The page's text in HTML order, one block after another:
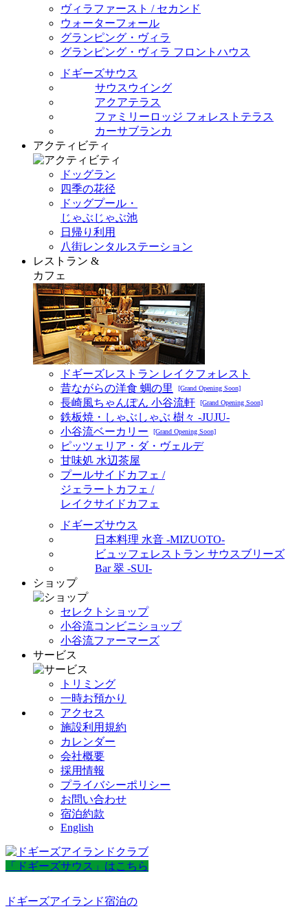
ヴィラファースト / セカンド
ウォーターフォール
グランピング・ヴィラ
グランピング・ヴィラ フロントハウス
ドギーズサウス
サウスウイング
アクアテラス
ファミリーロッジ フォレストテラス
カーサブランカ
アクティビティ
ドッグラン
四季の花径
ドッグプール・
じゃぶじゃぶ池
日帰り利用
八街レンタルステーション
レストラン &
カフェ
ドギーズレストラン レイクフォレスト
昔ながらの洋食 蜩の里
[Grand Opening Soon]
長崎風ちゃんぽん 小谷流軒 [Grand Opening Soon]
鉄板焼・しゃぶしゃぶ 樹々 -JUJU-
小谷流ベーカリー
[Grand Opening Soon]
ピッツェリア・ダ・ヴェルデ
甘味処 水辺茶屋
プールサイドカフェ /
ジェラートカフェ /
レイクサイドカフェ
ドギーズサウス
日本料理 水音 -MIZUOTO-
ビュッフェレストラン サウスブリーズ
Bar 翠 -SUI-
ショップ
セレクトショップ
小谷流コンビニショップ
小谷流ファーマーズ
サービス
トリミング
一時お預かり
アクセス
施設利用規約
カレンダー
会社概要
採用情報
プライバシーポリシー
お問い合わせ
宿泊約款
English
「ドギーズサウス」はこちら
ドギーズアイランド宿泊の